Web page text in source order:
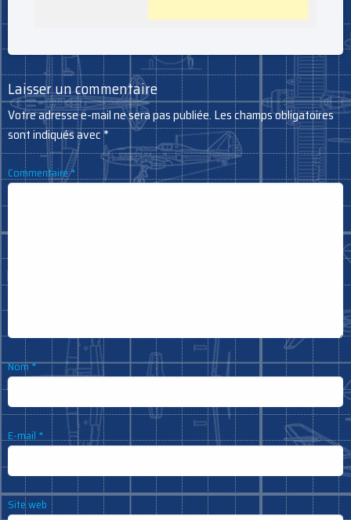
Laisser un commentaire
Votre adresse e-mail ne sera pas publiée. Les champs obligatoires
sont indiqués avec*
Commentaire*
Nom*
E-mail *
Site web